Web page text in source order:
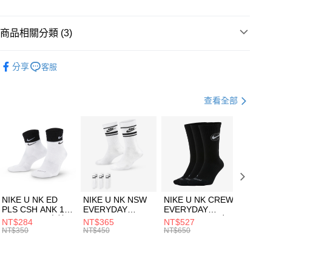
聯邦商業銀行
台新國際商業銀行
【關於「AFTEE先享後付」】
３．安心：先確認商品／服務後，再付款。
【「AFTEE先享後付」結帳流程】
１．於結帳方式選擇「AFTEE先享後付」後，將跳轉至「AFTEE先享後
付」結帳頁面，進行簡訊認證並確認金額後，即可完成結帳。
２．訂單成立數日內，您將收到繳費通知簡訊。
３．收到繳費通知簡訊後14天內，點擊此簡訊中的連結，可透過四大超商
／ATM／網路銀行／等多元方式進行付款，方視為交易完成。
※ 請注意：結帳手續完成當下不需立刻繳費，但若您需要取消訂單，請聯
絡購買商品的店家。未經商家同意取消之訂單仍視為有效，需透過AFTEE
先享後付繳納相關費用。
每筆NT$100，滿NT$1,500(含以上)免運費
每筆NT$100，滿NT$1,500(含以上)免運費
付款後門市自取
每筆NT$100，滿NT$1,500(含以上)免運費
商品相關分類 (3)
分享 客服
查看全部
NIKE U NK ED
PLS CSH ANK 1P
144 DBL 男 中統
襪 DH4058104
NT$284
NT$350
NIKE U NK NSW
EVERYDAY
ESSENTIAL CR
男女 短統襪
NT$365
NT$450
NIKE U NK CREW
EVERYDAY
BBALL 3PR 男女
長統襪
NT$527
NT$650